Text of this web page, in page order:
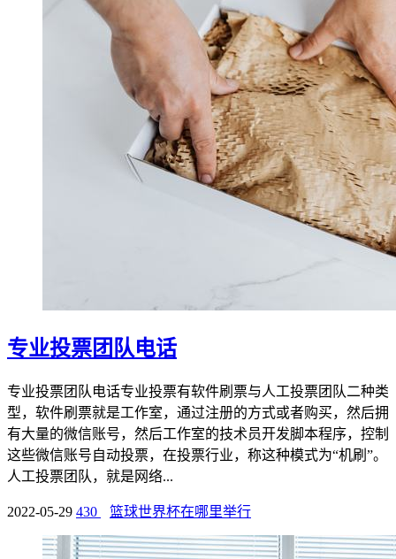
专业投票团队电话
专业投票团队电话专业投票有软件刷票与人工投票团队二种类
型，软件刷票就是工作室，通过注册的方式或者购买，然后拥
有大量的微信账号，然后工作室的技术员开发脚本程序，控制
这些微信账号自动投票，在投票行业，称这种模式为“机刷”。
人工投票团队，就是网络...
2022-05-29 430 篮球世界杯在哪里举行